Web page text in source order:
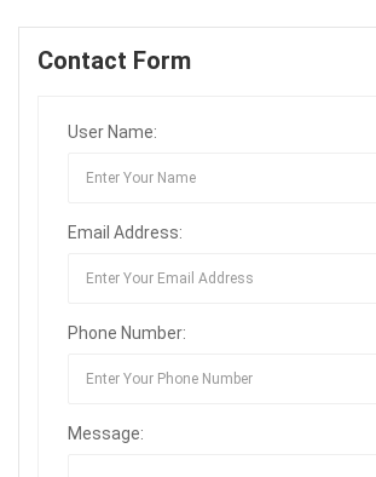
Contact Form
User Name:
Email Address:
Phone Number:
Message: